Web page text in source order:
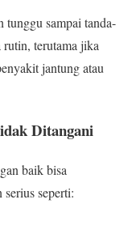
sampai tanda-
rutin, terutama jika
jantung atau
Ditangani
baik bisa
serius seperti: